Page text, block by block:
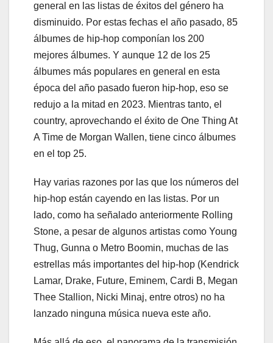
general en las listas de éxitos del género ha
disminuido. Por estas fechas el año pasado, 85
álbumes de hip-hop componían los 200
mejores álbumes. Y aunque 12 de los 25
álbumes más populares en general en esta
época del año pasado fueron hip-hop, eso se
redujo a la mitad en 2023. Mientras tanto, el
country, aprovechando el éxito de One Thing At
A Time de Morgan Wallen, tiene cinco álbumes
en el top 25.
Hay varias razones por las que los números del
hip-hop están cayendo en las listas. Por un
lado, como ha señalado anteriormente Rolling
Stone, a pesar de algunos artistas como Young
Thug, Gunna o Metro Boomin, muchas de las
estrellas más importantes del hip-hop (Kendrick
Lamar, Drake, Future, Eminem, Cardi B, Megan
Thee Stallion, Nicki Minaj, entre otros) no ha
lanzado ninguna música nueva este año.